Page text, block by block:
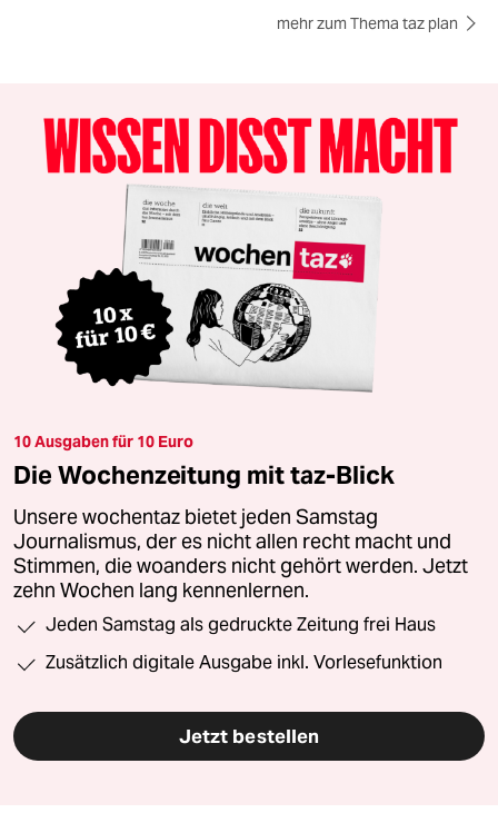
mehr zum Thema taz plan
10 Ausgaben für 10 Euro
Die Wochenzeitung mit taz-Blick
Unsere wochentaz bietet jeden Samstag
Journalismus, der es nicht allen recht macht und
Stimmen, die woanders nicht gehört werden. Jetzt
zehn Wochen lang kennenlernen.
Jeden Samstag als gedruckte Zeitung frei Haus
Zusätzlich digitale Ausgabe inkl. Vorlesefunktion
Jetzt bestellen